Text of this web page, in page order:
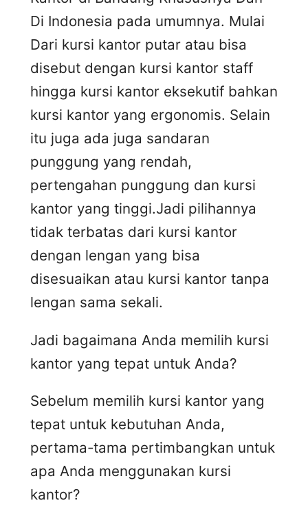
Di Indonesia pada umumnya. Mulai
Dari kursi kantor putar atau bisa
disebut dengan kursi kantor staff
hingga kursi kantor eksekutif bahkan
kursi kantor yang ergonomis. Selain
itu juga ada juga sandaran
punggung yang rendah,
pertengahan punggung dan kursi
kantor yang tinggi.Jadi pilihannya
tidak terbatas dari kursi kantor
dengan lengan yang bisa
disesuaikan atau kursi kantor tanpa
lengan sama sekali.
Jadi bagaimana Anda memilih kursi
kantor yang tepat untuk Anda?
Sebelum memilih kursi kantor yang
tepat untuk kebutuhan Anda,
pertama-tama pertimbangkan untuk
apa Anda menggunakan kursi
kantor?